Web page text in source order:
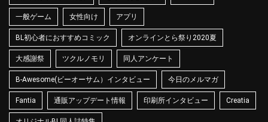
一般ゲーム 女性向け アプリ
BL初心者におすすめコミック オンラインとら祭り2020夏
大感謝祭 ツクルノモリ 同人アンケート
B-Awesome(ビーオーサム）インタビュー 今日のメルマガ
Fantia 通販アップデート情報 印刷所インタビュー Creatia